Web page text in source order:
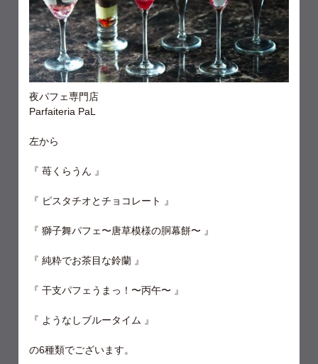
夜パフェ専門店
Parfaiteria PaL
左から
『 苺くらうん 』
『 ピスタチオとチョコレート 』
『 獅子舞パフェ〜唐草模様の胴幕餅〜 』
『 純粋でお茶目な鈴蘭 』
『 干支パフェうまっ！〜丙午〜 』
『 ようなしブルータイム 』
の6種類でございます。